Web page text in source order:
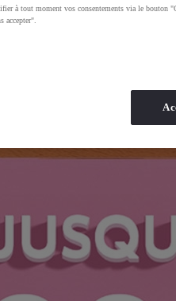
à tout moment vos consentements via le bouton
accepter".